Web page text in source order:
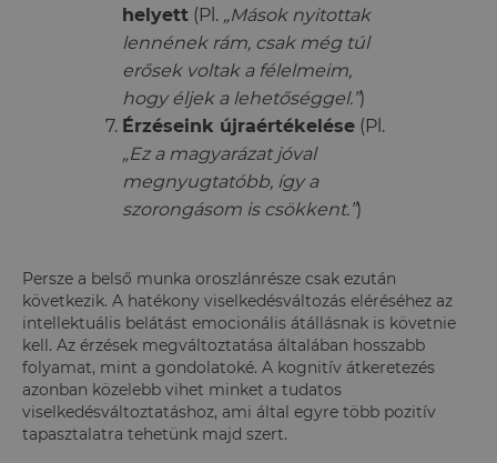
helyett (Pl. „Mások nyitottak
lennének rám, csak még túl
erősek voltak a félelmeim,
hogy éljek a lehetőséggel.”)
Érzéseink újraértékelése (Pl.
„Ez a magyarázat jóval
megnyugtatóbb, így a
szorongásom is csökkent.”)
Persze a belső munka oroszlánrésze csak ezután
következik. A hatékony viselkedésváltozás eléréséhez az
intellektuális belátást emocionális átállásnak is követnie
kell. Az érzések megváltoztatása általában hosszabb
folyamat, mint a gondolatoké. A kognitív átkeretezés
azonban közelebb vihet minket a tudatos
viselkedésváltoztatáshoz, ami által egyre több pozitív
tapasztalatra tehetünk majd szert.